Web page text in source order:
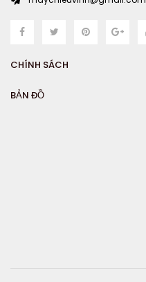
CHÍNH SÁCH
BẢN ĐỒ